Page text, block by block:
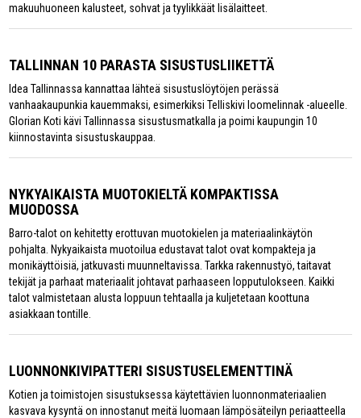
makuuhuoneen kalusteet, sohvat ja tyylikkäät lisälaitteet.
TALLINNAN 10 PARASTA SISUSTUSLIIKETTÄ
Idea Tallinnassa kannattaa lähteä sisustuslöytöjen perässä
vanhaakaupunkia kauemmaksi, esimerkiksi Telliskivi loomelinnak -alueelle.
Glorian Koti kävi Tallinnassa sisustusmatkalla ja poimi kaupungin 10
kiinnostavinta sisustuskauppaa.
NYKYAIKAISTA MUOTOKIELTÄ KOMPAKTISSA
MUODOSSA
Barro-talot on kehitetty erottuvan muotokielen ja materiaalinkäytön
pohjalta. Nykyaikaista muotoilua edustavat talot ovat kompakteja ja
monikäyttöisiä, jatkuvasti muunneltavissa. Tarkka rakennustyö, taitavat
tekijät ja parhaat materiaalit johtavat parhaaseen lopputulokseen. Kaikki
talot valmistetaan alusta loppuun tehtaalla ja kuljetetaan koottuna
asiakkaan tontille.
LUONNONKIVIPATTERI SISUSTUSELEMENTTINÄ
Kotien ja toimistojen sisustuksessa käytettävien luonnonmateriaalien
kasvava kysyntä on innostanut meitä luomaan lämpösäteilyn periaatteella